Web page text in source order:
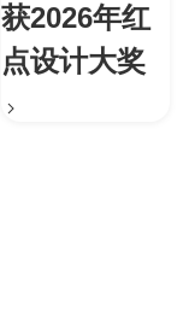
获2026年红
点设计大奖